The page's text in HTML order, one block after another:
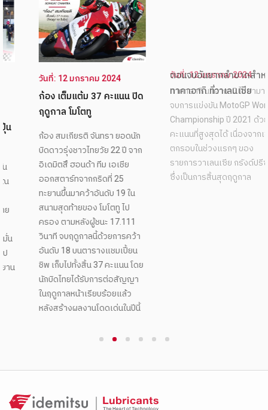
วันที่: 12 มกราคม 2024
ก้อง เต็มแต้ม 37 คะแนน ปิด
ฤดูกาล โมโตทู
ก้อง สมเกียรติ จันทรา ยอดนัก
บิดดาวรุ่งชาวไทยวัย 22 ปี จาก
อิเดมิตสึ ฮอนด้า ทีม เอเชีย
ออกสตาร์ทจากกริดที่ 25
ทะยานขึ้นมาคว้าอันดับ 19 ใน
สนามสุดท้ายของ โมโตทู ไป
ครอง ตามหลังผู้ชนะ 17.111
วินาที จบฤดูกาลนี้ด้วยการคว้า
อันดับ 18 บนตารางแชมเปี้ยน
ชิพ เก็บไปทั้งสิ้น 37 คะแนน โดย
นักบิดไทยได้รับการต่อสัญญา
ในฤดูกาลหน้าเรียบร้อยแล้ว
หลังสร้างผลงานโดดเด่นในปีนี้
วันที่: 12 มกราคม 2024
ตอนจบอันยากลำบากสำหรับ
ทาคาอากิ ที่วาเลนเซีย
ทาคาอากิ นาคากามิ ไม่สามารถ
จบการแข่งขัน MotoGP World
Championship ปี 2021 ด้วย
คะแนนที่สูงสุดได้ เนื่องจากเขา
3 4 5 6